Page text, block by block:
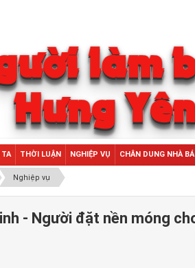
TA THỜI LUẬN NGHIỆP VỤ CHÂN DUNG NHÀ
Nghiệp vụ
- Người đặt nền móng